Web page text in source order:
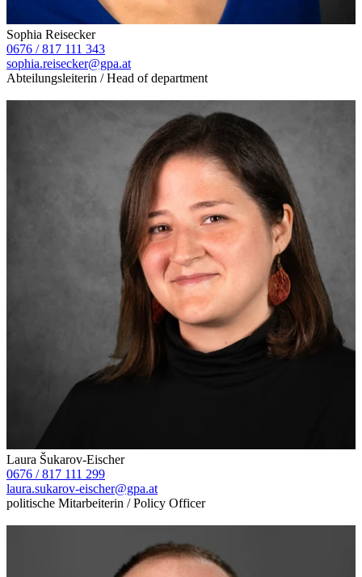
Sophia Reisecker
0676 / 817 111 343
sophia.reisecker@gpa.at
Abteilungsleiterin / Head of department
Laura Šukarov-Eischer
0676 / 817 111 299
laura.sukarov-eischer@gpa.at
politische Mitarbeiterin / Policy Officer